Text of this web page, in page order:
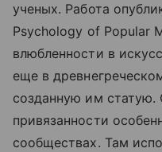
ученых. Работа
Psychology of Popular
влюбленности в
еще в
созданную им статую.
привязанности
сообществах. Там